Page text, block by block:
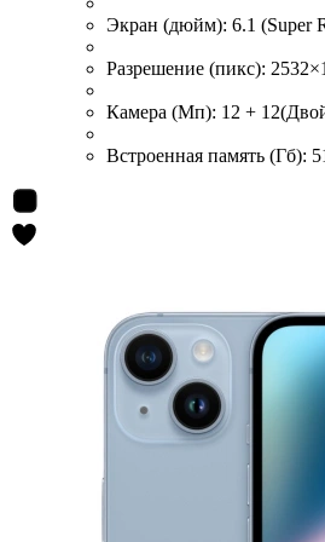
Экран (дюйм): 6.1 (Super
Разрешение (пикс):
Камера (Мп): 12 +
Встроенная память (Гб):